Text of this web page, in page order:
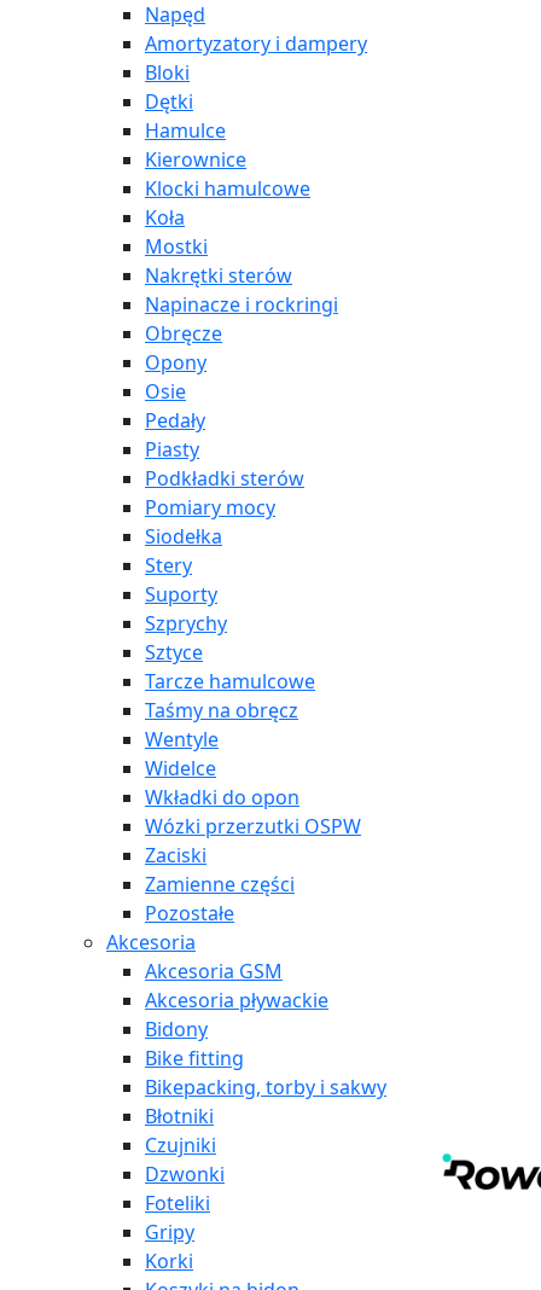
Napęd
Amortyzatory i dampery
Bloki
Dętki
Hamulce
Kierownice
Klocki hamulcowe
Koła
Mostki
Nakrętki sterów
Napinacze i rockringi
Obręcze
Opony
Osie
Pedały
Piasty
Podkładki sterów
Pomiary mocy
Siodełka
Stery
Suporty
Szprychy
Sztyce
Tarcze hamulcowe
Taśmy na obręcz
Wentyle
Widelce
Wkładki do opon
Wózki przerzutki OSPW
Zaciski
Zamienne części
Pozostałe
Akcesoria
Akcesoria GSM
Akcesoria pływackie
Bidony
Bike fitting
Bikepacking, torby i sakwy
Błotniki
Czujniki
Dzwonki
Foteliki
Gripy
Korki